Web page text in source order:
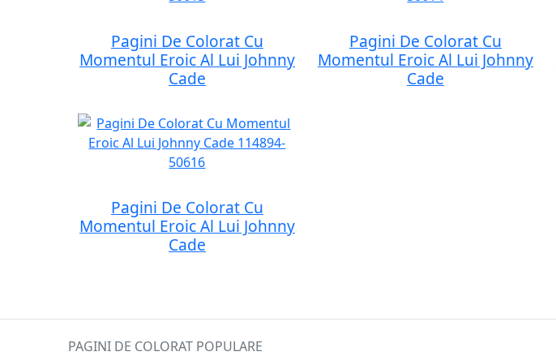
Pagini De Colorat Cu
Momentul Eroic Al Lui Johnny
Cade
Pagini De Colorat Cu
Momentul Eroic Al Lui Johnny
Cade
Pagini De Colorat Cu
Momentul Eroic Al Lui Johnny
Cade
PAGINI DE COLORAT POPULARE